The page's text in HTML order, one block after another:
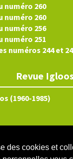
des cookies et
numéro 260
numéro 260
numéro 256
numéro 251
numéros 244 et
Revue Igloos
(1960-1985)
ISSN électronique